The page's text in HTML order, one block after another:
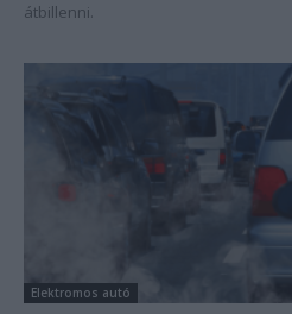
átbillenni.
Elektromos autó